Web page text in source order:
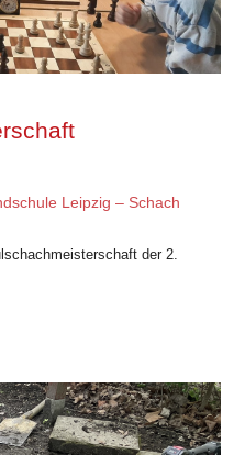
Leipzig – Schach
der 2.